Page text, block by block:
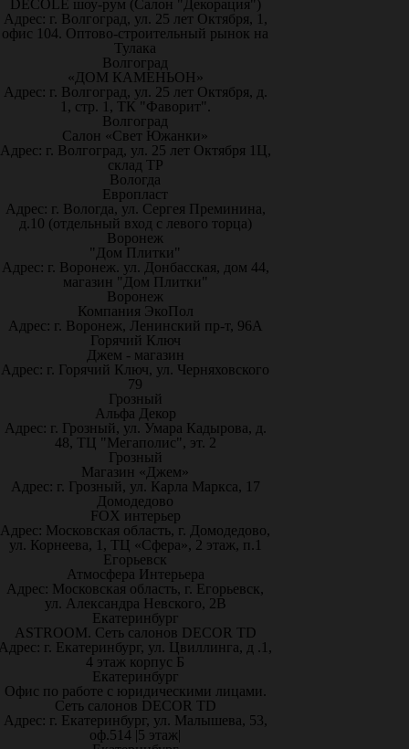
DECOLE шоу-рум (Салон "Декорация")
Адрес: г. Волгоград, ул. 25 лет Октября, 1,
офис 104. Оптово-строительный рынок на
Тулака
Волгоград
«ДОМ КАМЕНЬОН»
Адрес: г. Волгоград, ул. 25 лет Октября, д.
1, стр. 1, ТК "Фаворит".
Волгоград
Салон «Свет Южанки»
Адрес: г. Волгоград, ул. 25 лет Октября 1Ц,
склад ТР
Вологда
Европласт
Адрес: г. Вологда, ул. Сергея Преминина,
д.10 (отдельный вход с левого торца)
Воронеж
"Дом Плитки"
Адрес: г. Воронеж. ул. Донбасская, дом 44,
магазин "Дом Плитки"
Воронеж
Компания ЭкоПол
Адрес: г. Воронеж, Ленинский пр-т, 96А
Горячий Ключ
Джем - магазин
Адрес: г. Горячий Ключ, ул. Черняховского
79
Грозный
Альфа Декор
Адрес: г. Грозный, ул. Умара Кадырова, д.
48, ТЦ "Мегаполис", эт. 2
Грозный
Магазин «Джем»
Адрес: г. Грозный, ул. Карла Маркса, 17
Домодедово
FOX интерьер
Адрес: Московская область, г. Домодедово,
ул. Корнеева, 1, ТЦ «Сфера», 2 этаж, п.1
Егорьевск
Атмосфера Интерьера
Адрес: Московская область, г. Егорьевск,
ул. Александра Невского, 2В
Екатеринбург
ASTROOM. Сеть салонов DECOR TD
г. Екатеринбург, ул. Цвиллинга, д .1,
4 этаж корпус Б
Екатеринбург
Офис по работе с юридическими лицами.
Сеть салонов DECOR TD
Адрес: г. Екатеринбург, ул. Малышева, 53,
оф.514 |5 этаж|